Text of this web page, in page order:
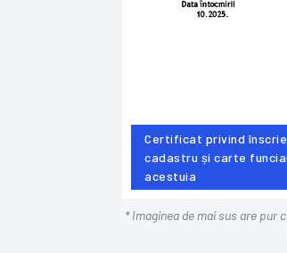
Certificat privind
cadastru și carte
acestuia
* Imaginea de mai sus are pur